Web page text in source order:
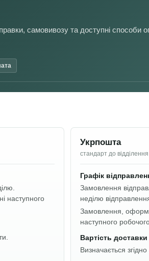
самовивозу та доступні способи
наступного
Укрпошта
стандарт до відділення
Графік
Замовлення
неділю
Замовлення,
наступного
Вартість доставки
Визначається